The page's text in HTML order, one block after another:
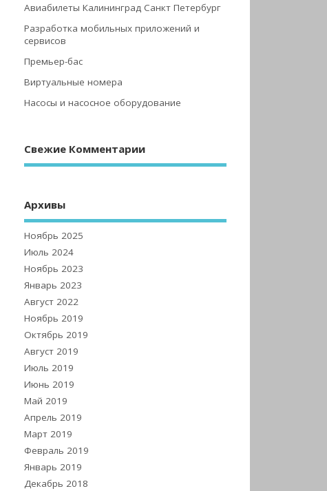
Авиабилеты Калининград Санкт Петербург
Разработка мобильных приложений и
сервисов
Премьер-бас
Виртуальные номера
Насосы и насосное оборудование
Свежие Комментарии
Архивы
Ноябрь 2025
Июль 2024
Ноябрь 2023
Январь 2023
Август 2022
Ноябрь 2019
Октябрь 2019
Август 2019
Июль 2019
Июнь 2019
Май 2019
Апрель 2019
Март 2019
Февраль 2019
Январь 2019
Декабрь 2018